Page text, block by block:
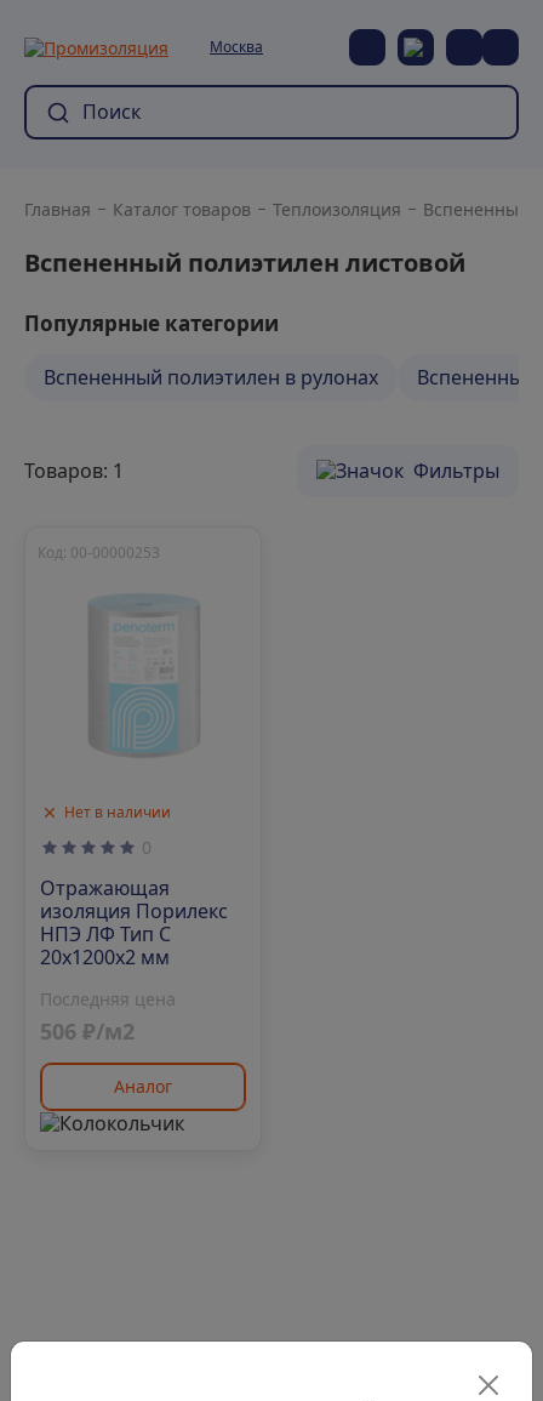
Москва
Главная Каталог товаров Теплоизоляция Вспененный
Вспененный полиэтилен листовой
Популярные категории
Вспененный полиэтилен в рулонах Вспененный
Товаров: 1 Фильтры
Нет в наличии
Код: 00-00000253
0
Отражающая
изоляция Порилекс
НПЭ ЛФ Тип С
20х1200х2 мм
Последняя цена
506 ₽/м2
Аналог